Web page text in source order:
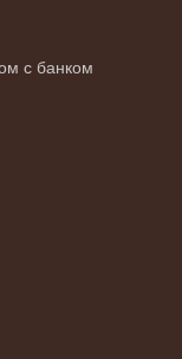
с банком